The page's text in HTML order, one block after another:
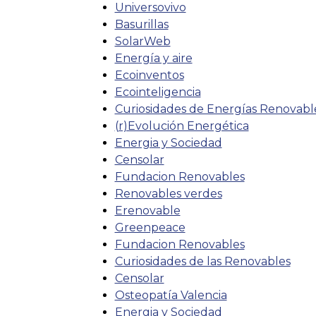
Universovivo
Basurillas
SolarWeb
Energía y aire
Ecoinventos
Ecointeligencia
Curiosidades de Energías
(r)Evolución Energética
Energia y Sociedad
Censolar
Fundacion Renovables
Renovables verdes
Erenovable
Greenpeace
Fundacion Renovables
Curiosidades de las Renovables
Censolar
Osteopatía Valencia
Energia y Sociedad